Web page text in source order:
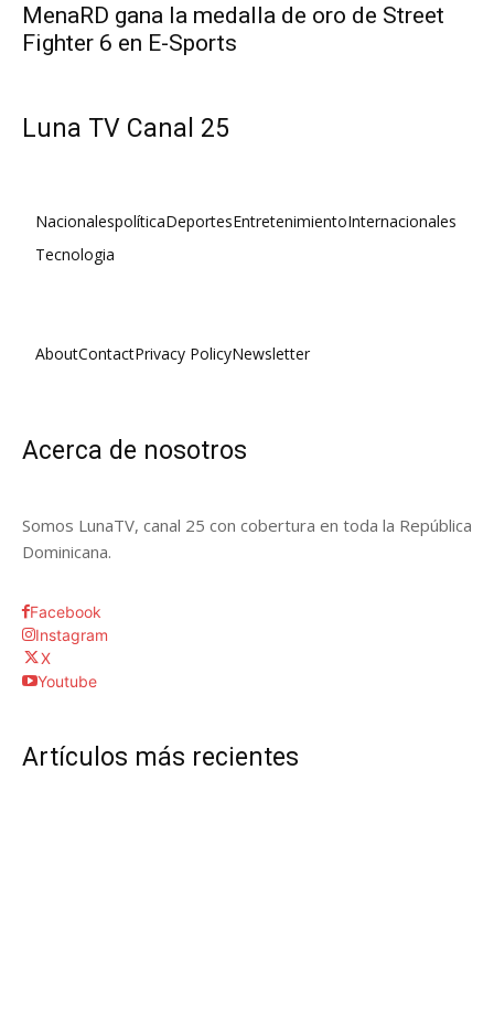
MenaRD gana la medalla de oro de Street
Fighter 6 en E-Sports
Luna TV Canal 25
NacionalespolíticaDeportesEntretenimientoInternacionales
Tecnologia
AboutContactPrivacy PolicyNewsletter
Acerca de nosotros
Somos LunaTV, canal 25 con cobertura en toda la República
Dominicana.
Facebook
Instagram
X
Youtube
Artículos más recientes